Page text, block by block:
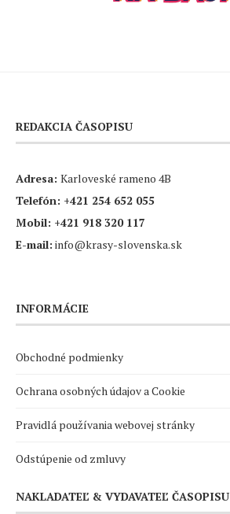
REDAKCIA ČASOPISU
Adresa: Karloveské rameno 4B
Telefón: +421 254 652 055
Mobil: +421 918 320 117
E-mail: info@krasy-slovenska.sk
INFORMÁCIE
Obchodné podmienky
Ochrana osobných údajov a Cookie
Pravidlá používania webovej stránky
Odstúpenie od zmluvy
NAKLADATEĽ & VYDAVATEĽ ČASOPISU